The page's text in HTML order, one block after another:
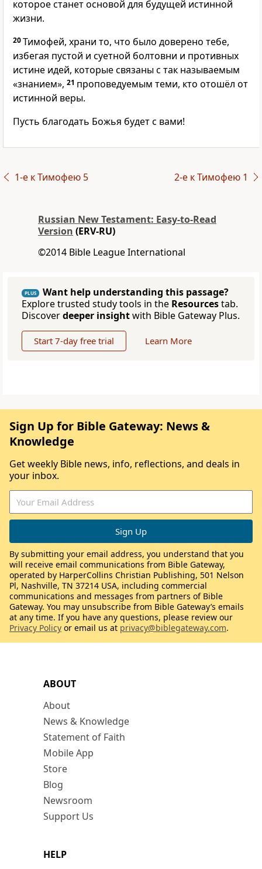
которое станет основой для будущей истинной
жизни.
20Тимофей, храни то, что было доверено тебе,
избегая пустой и суетной болтовни и противных
истине идей, которые связаны с так называемым
«знанием», 21 проповедуемым теми, кто отошёл от
истинной веры.
Пусть благодать Божья будет с вами!
1-е к Тимофею 5 2-е к Тимофею 1
Russian New Testament: Easy-to-Read
Version (ERV-RU)
©2014 Bible League International
PLUS
Want help understanding this passage?
Explore trusted study tools in the Resourcestab.
Discoverdeeper insightwith Bible Gateway Plus.
Start 7-day free trial Learn More
ABOUT
About
News & Knowledge
Statement of Faith
Mobile App
Store
Blog
Newsroom
Support Us
HELP
Sign Up for Bible Gateway: News &
Knowledge
Get weekly Bible news, info, reflections, and deals in
your inbox.
By submitting your email address, you understand that you
will receive email communications from Bible Gateway,
operated by HarperCollins Christian Publishing, 501 Nelson
Pl, Nashville, TN 37214 USA, including commercial
communications and messages from partners of Bible
Gateway. You may unsubscribe from Bible Gateway’s emails
at any time. If you have any questions, please review our
Privacy Policy or email us at privacy@biblegateway.com.